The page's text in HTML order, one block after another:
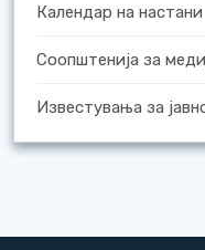
Календар на настани
Соопштенија за
Известувања за